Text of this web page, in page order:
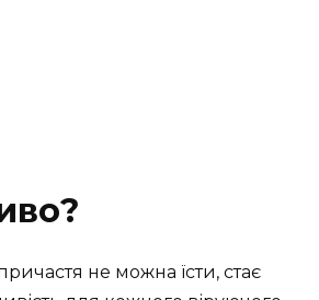
не можна їсти, стає